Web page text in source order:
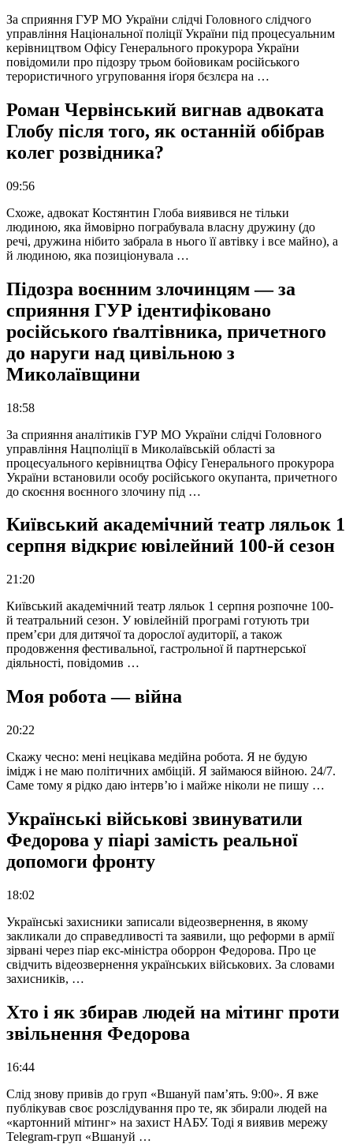
За сприяння ГУР МО України слідчі Головного слідчого
управління Національної поліції України під процесуальним
керівництвом Офісу Генерального прокурора України
повідомили про підозру трьом бойовикам російського
терористичного угруповання іґоря бєзлєра на …
Роман Червінський вигнав адвоката
Глобу після того, як останній обібрав
колег розвідника?
09:56
Схоже, адвокат Костянтин Глоба виявився не тільки
людиною, яка ймовірно пограбувала власну дружину (до
речі, дружина нібито забрала в нього її автівку і все майно), а
й людиною, яка позиціонувала …
Підозра воєнним злочинцям — за
сприяння ГУР ідентифіковано
російського ґвалтівника, причетного
до наруги над цивільною з
Миколаївщини
18:58
За сприяння аналітиків ГУР МО України слідчі Головного
управління Нацполіції в Миколаївській області за
процесуального керівництва Офісу Генерального прокурора
України встановили особу російського окупанта, причетного
до скоєння воєнного злочину під …
Київський академічний театр ляльок 1
серпня відкриє ювілейний 100-й сезон
21:20
Київський академічний театр ляльок 1 серпня розпочне 100-
й театральний сезон. У ювілейній програмі готують три
прем’єри для дитячої та дорослої аудиторії, а також
продовження фестивальної, гастрольної й партнерської
діяльності, повідомив …
Моя робота — війна
20:22
Скажу чесно: мені нецікава медійна робота. Я не будую
імідж і не маю політичних амбіцій. Я займаюся війною. 24/7.
Саме тому я рідко даю інтерв’ю і майже ніколи не пишу …
Українські військові звинуватили
Федорова у піарі замість реальної
допомоги фронту
18:02
Українські захисники записали відеозвернення, в якому
закликали до справедливості та заявили, що реформи в армії
зірвані через піар екс-міністра оборрон Федорова. Про це
свідчить відеозвернення українських військових. За словами
захисників, …
Хто і як збирав людей на мітинг проти
звільнення Федорова
16:44
Слід знову привів до груп «Вшануй пам’ять. 9:00». Я вже
публікував своє розслідування про те, як збирали людей на
«картонний мітинг» на захист НАБУ. Тоді я виявив мережу
Telegram-груп «Вшануй …